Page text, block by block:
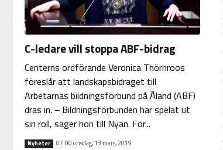
C-ledare vill stoppa ABF-bidrag
Centerns ordförande Veronica Thörnroos
föreslår att landskapsbidraget till
Arbetarnas bildningsförbund på Åland (ABF)
dras in. – Bildningsförbunden har spelat ut
sin roll, säger hon till Nyan. För...
Nyheter 07:00 onsdag, 13 mars, 2019